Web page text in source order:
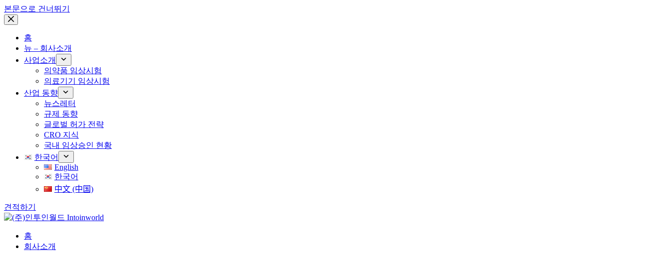
본문으로 건너뛰기
홈
뉴 – 회사소개
사업소개
의약품 임상시험
의료기기 임상시험
산업 동향
뉴스레터
규제 동향
글로벌 허가 전략
CRO 지식
국내 임상승인 현황
한국어
English
한국어
中文 (中国)
견적하기
홈
회사소개